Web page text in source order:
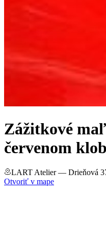
Zážitkové
červenom
LART Atelier— Drieňová
Otvoriť v mape